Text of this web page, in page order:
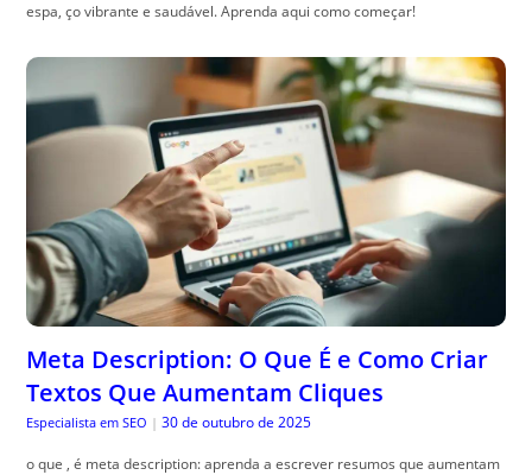
espa, ço vibrante e saudável. Aprenda aqui como começar!
Meta Description: O Que É e Como Criar
Textos Que Aumentam Cliques
Especialista em SEO | 30 de outubro de 2025
o que , é meta description: aprenda a escrever resumos que aumentam